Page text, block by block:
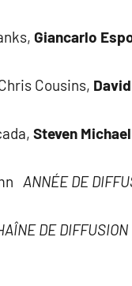
Giancarlo
Cousins,
Steven
ANNÉE DE
DE DIFFUSION